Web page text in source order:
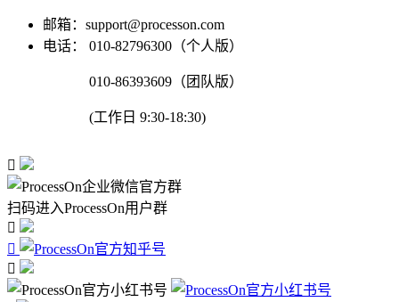
邮箱：support@processon.com
电话：
010-82796300（个人版）
010-86393609（团队版）
(工作日 9:30-18:30)

扫码进入ProcessOn用户群


